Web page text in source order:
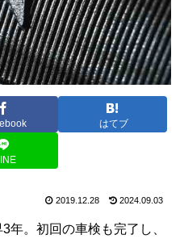
はてブ
2019.12.28 2024.09.03
年。初回の車検も完了し、